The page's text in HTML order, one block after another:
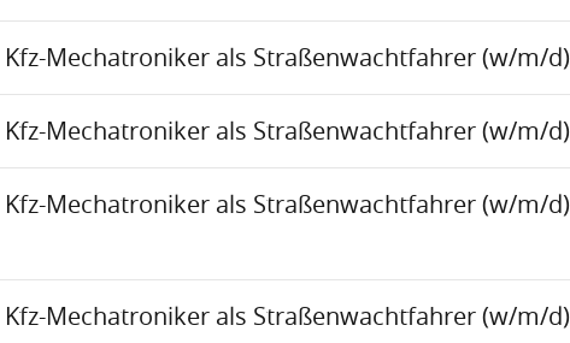
Kfz-Mechatroniker als Straßenwachtfahrer (w/m/d)
Kfz-Mechatroniker als Straßenwachtfahrer (w/m/d)
Kfz-Mechatroniker als Straßenwachtfahrer (w/m/d)
Kfz-Mechatroniker als Straßenwachtfahrer (w/m/d)